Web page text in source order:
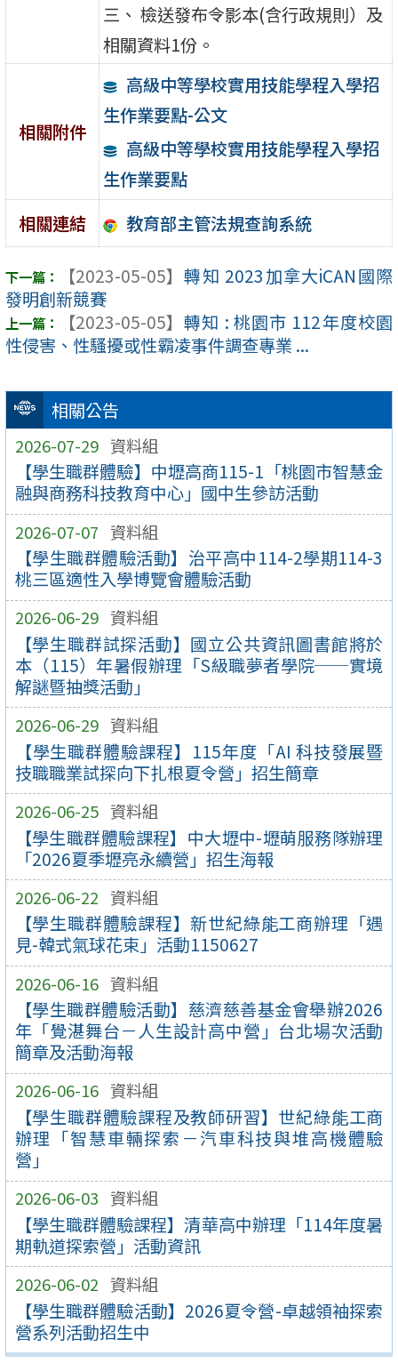
相關公告
2026-07-29 資料組
【學生職群體驗】中壢高商115-1「桃園市智慧金
融與商務科技教育中心」國中生參訪活動
2026-07-07 資料組
【學生職群體驗活動】治平高中114-2學期114-3
桃三區適性入學博覽會體驗活動
2026-06-29 資料組
【學生職群試探活動】國立公共資訊圖書館將於
本（115）年暑假辦理「S級職夢者學院──實境
解謎暨抽獎活動」
2026-06-29 資料組
【學生職群體驗課程】115年度「AI 科技發展暨
技職職業試探向下扎根夏令營」招生簡章
2026-06-25 資料組
【學生職群體驗課程】中大壢中-壢萌服務隊辦理
「2026夏季壢亮永續營」招生海報
2026-06-22 資料組
【學生職群體驗課程】新世紀綠能工商辦理「遇
見-韓式氣球花束」活動1150627
2026-06-16 資料組
【學生職群體驗活動】慈濟慈善基金會舉辦2026
年「覺湛舞台－人生設計高中營」台北場次活動
簡章及活動海報
2026-06-16 資料組
【學生職群體驗課程及教師研習】世紀綠能工商
辦理「智慧車輛探索－汽車科技與堆高機體驗
營」
2026-06-03 資料組
【學生職群體驗課程】清華高中辦理「114年度暑
期軌道探索營」活動資訊
2026-06-02 資料組
【學生職群體驗活動】2026夏令營-卓越領袖探索
營系列活動招生中
三、 檢送發布令影本(含行政規則）及
相關資料1份。
相關附件
高級中等學校實用技能學程入學招
生作業要點-公文
高級中等學校實用技能學程入學招
生作業要點
相關連結
教育部主管法規查詢系統
【2023-05-05】 轉知 2023加拿大iCAN國際
發明創新競賽
【2023-05-05】 轉知 : 桃園市 112年度校園
性侵害、性騷擾或性霸凌事件調查專業 ...